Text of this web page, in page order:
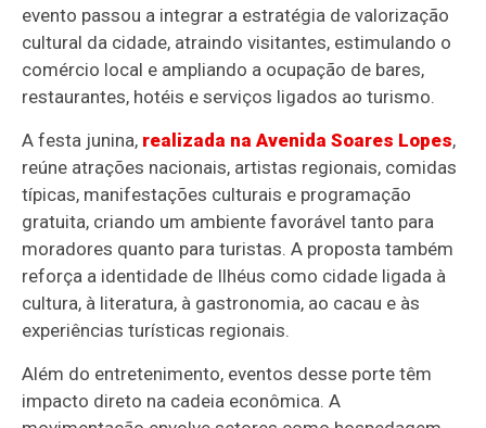
evento passou a integrar a estratégia de valorização
cultural da cidade, atraindo visitantes, estimulando o
comércio local e ampliando a ocupação de bares,
restaurantes, hotéis e serviços ligados ao turismo.
A festa junina, realizada na Avenida Soares Lopes,
reúne atrações nacionais, artistas regionais, comidas
típicas, manifestações culturais e programação
gratuita, criando um ambiente favorável tanto para
moradores quanto para turistas. A proposta também
reforça a identidade de Ilhéus como cidade ligada à
cultura, à literatura, à gastronomia, ao cacau e às
experiências turísticas regionais.
Além do entretenimento, eventos desse porte têm
impacto direto na cadeia econômica. A